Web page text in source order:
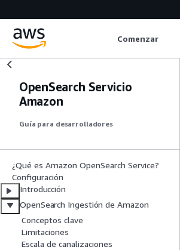
Comenzar
OpenSearch Servicio
Amazon
Guía para desarrolladores
¿Qué es Amazon OpenSearch Service?
Configuración
Introducción
OpenSearch Ingestión de Amazon
Conceptos clave
Limitaciones
Escala de canalizaciones